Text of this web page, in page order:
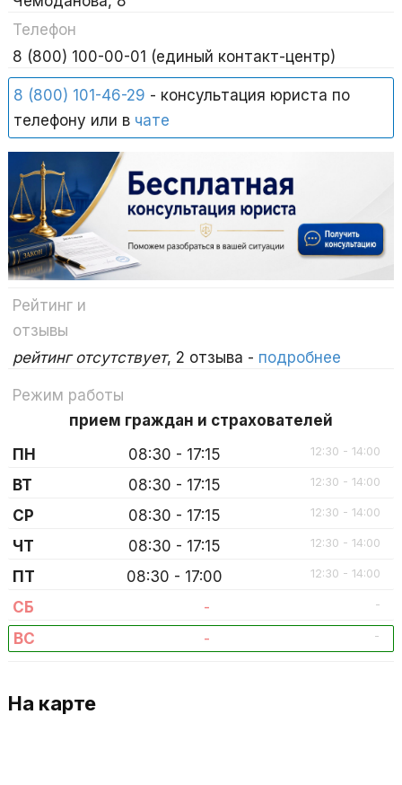
Телефон
8 (800) 100-00-01 (единый контакт-центр)
8 (800) 101-46-29 - консультация юриста по
телефону или в чате
Рейтинг и
отзывы
рейтинг отсутствует, 2 отзыва - подробнее
Режим работы
прием граждан и страхователей
ПН
08:30 - 17:15 12:30 - 14:00
ВТ 08:30 - 17:15 12:30 - 14:00
СР 08:30 - 17:15 12:30 - 14:00
ЧТ 08:30 - 17:15 12:30 - 14:00
ПТ 08:30 - 17:00 12:30 - 14:00
СБ - -
ВС - -
На карте